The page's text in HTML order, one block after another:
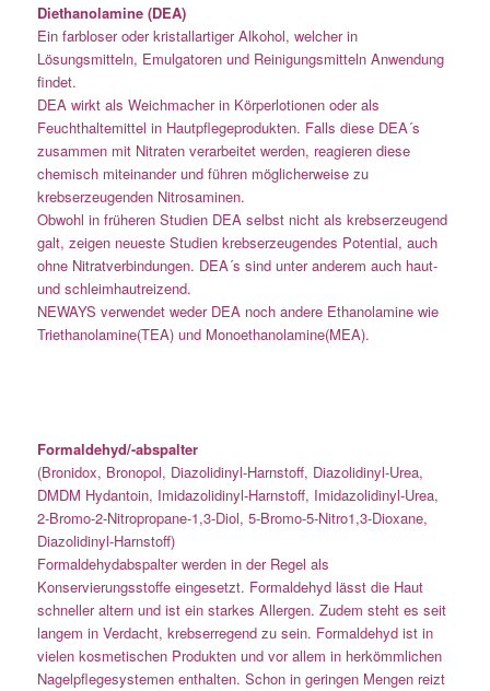
Diethanolamine (DEA)
Ein farbloser oder kristallartiger Alkohol, welcher in
Lösungsmitteln, Emulgatoren und Reinigungsmitteln Anwendung
findet.
DEA wirkt als Weichmacher in Körperlotionen oder als
Feuchthaltemittel in Hautpflegeprodukten. Falls diese DEA´s
zusammen mit Nitraten verarbeitet werden, reagieren diese
chemisch miteinander und führen möglicherweise zu
krebserzeugenden Nitrosaminen.
Obwohl in früheren Studien DEA selbst nicht als krebserzeugend
galt, zeigen neueste Studien krebserzeugendes Potential, auch
ohne Nitratverbindungen. DEA´s sind unter anderem auch haut-
und schleimhautreizend.
NEWAYS verwendet weder DEA noch andere Ethanolamine wie
Triethanolamine(TEA) und Monoethanolamine(MEA).
Formaldehyd/-abspalter
(Bronidox, Bronopol, Diazolidinyl-Harnstoff, Diazolidinyl-Urea,
DMDM Hydantoin, Imidazolidinyl-Harnstoff, Imidazolidinyl-Urea,
2-Bromo-2-Nitropropane-1,3-Diol, 5-Bromo-5-Nitro1,3-Dioxane,
Diazolidinyl-Harnstoff)
Formaldehydabspalter werden in der Regel als
Konservierungsstoffe eingesetzt. Formaldehyd lässt die Haut
schneller altern und ist ein starkes Allergen. Zudem steht es seit
langem in Verdacht, krebserregend zu sein. Formaldehyd ist in
vielen kosmetischen Produkten und vor allem in herkömmlichen
Nagelpflegesystemen enthalten. Schon in geringen Mengen reizt